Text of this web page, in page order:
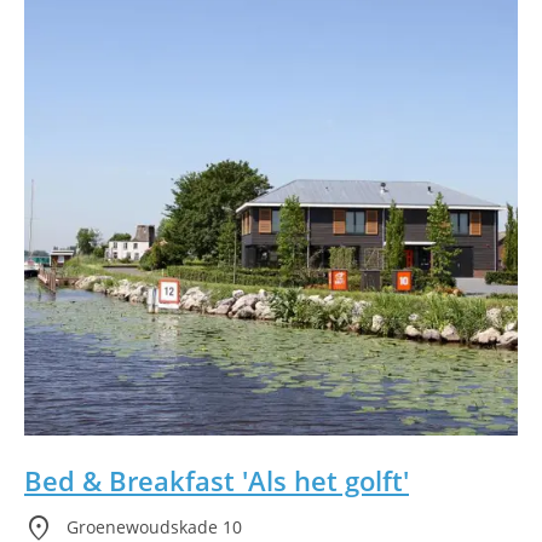
Bed & Breakfast 'Als het golft'
location_on
Groenewoudskade 10